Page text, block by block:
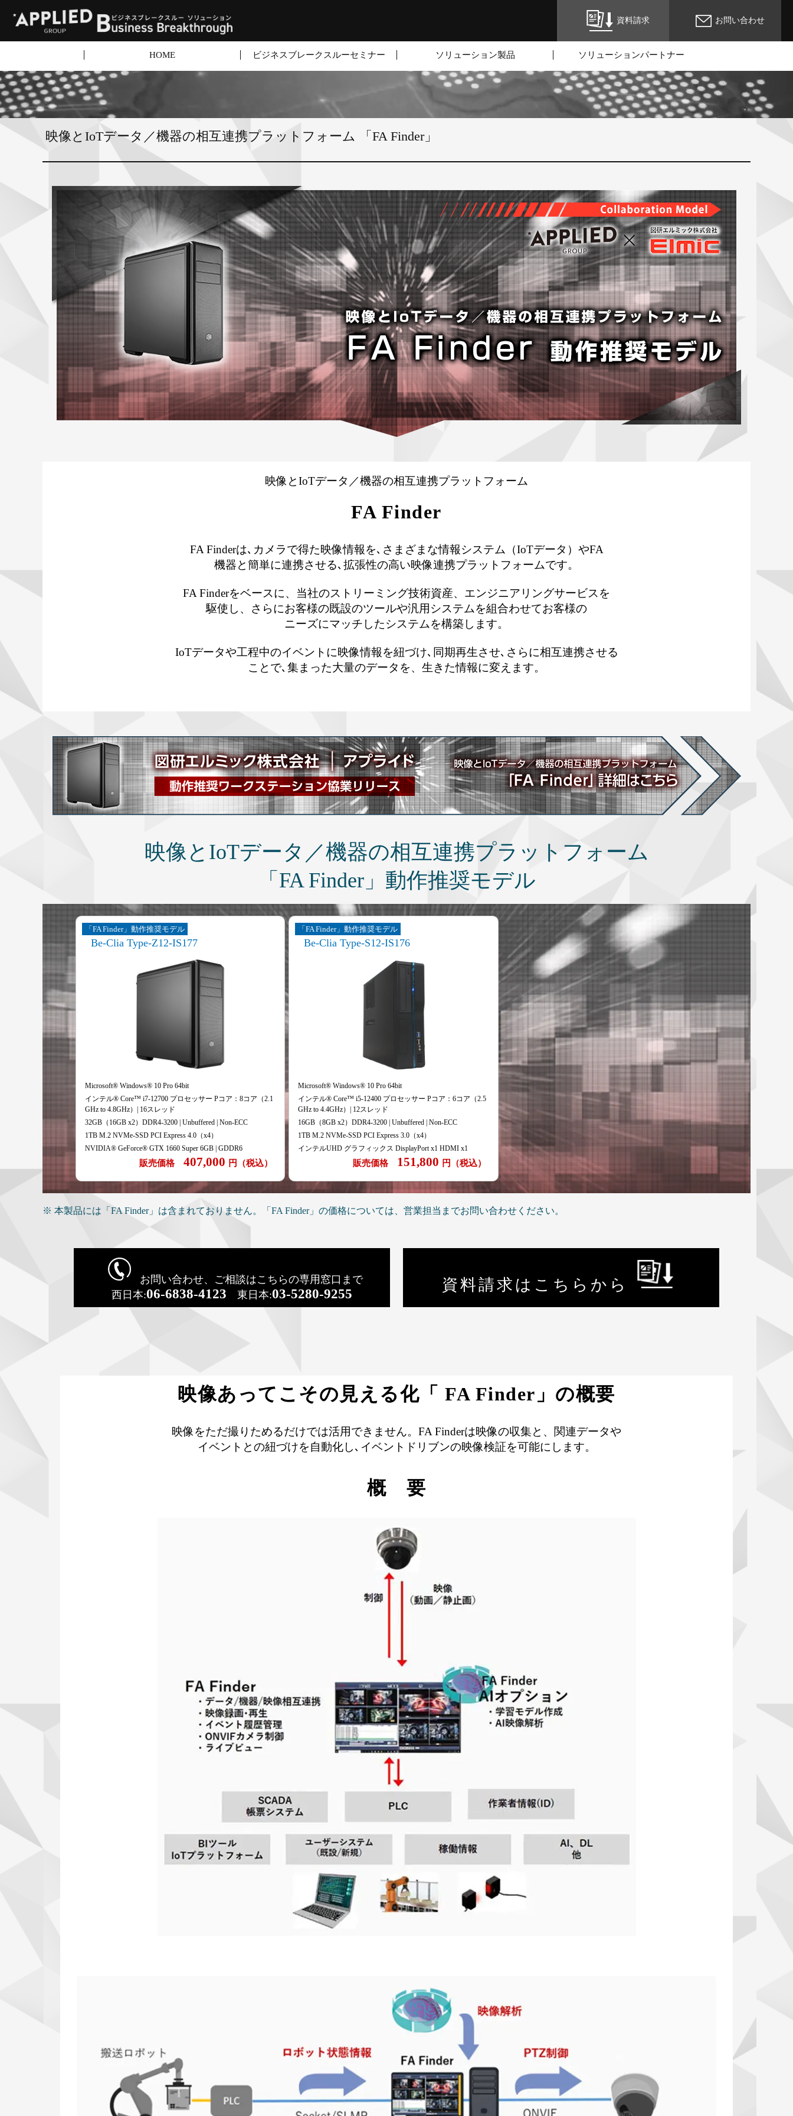
資料請求 お問い合わせ
HOME ビジネスブレークスルーセミナー ソリューション製品 ソリューションパートナー
映像とIoTデータ／機器の相互連携プラットフォーム 「FA Finder」
映像とIoTデータ／機器の相互連携プラットフォーム
FA Finder
FA Finderは､カメラで得た映像情報を､さまざまな情報システム（IoTデータ）やFA
機器と簡単に連携させる､拡張性の高い映像連携プラットフォームです。
FA Finderをベースに、当社のストリーミング技術資産、エンジニアリングサービスを
駆使し、さらにお客様の既設のツールや汎用システムを組合わせてお客様の
ニーズにマッチしたシステムを構築します。
IoTデータや工程中のイベントに映像情報を紐づけ､同期再生させ､さらに相互連携させる
ことで､集まった大量のデータを、生きた情報に変えます。
映像とIoTデータ／機器の相互連携プラットフォーム
「FA Finder」動作推奨モデル
「FA Finder」動作推奨モデル
Be-Clia Type-Z12-IS177
Microsoft® Windows® 10 Pro 64bit
インテル® Core™ i7-12700 プロセッサー Pコア：8コア（2.1
GHz to 4.8GHz）| 16スレッド
32GB（16GB x2）DDR4-3200 | Unbuffered | Non-ECC
1TB M.2 NVMe-SSD PCI Express 4.0（x4）
NVIDIA® GeForce® GTX 1660 Super 6GB | GDDR6
販売価格 407,000 円（税込）
「FA Finder」動作推奨モデル
Be-Clia Type-S12-IS176
Microsoft® Windows® 10 Pro 64bit
インテル® Core™ i5-12400 プロセッサー Pコア：6コア（2.5
GHz to 4.4GHz）| 12スレッド
16GB（8GB x2）DDR4-3200 | Unbuffered | Non-ECC
1TB M.2 NVMe-SSD PCI Express 3.0（x4）
インテルUHD グラフィックス DisplayPort x1 HDMI x1
販売価格 151,800 円（税込）
※ 本製品には「FA Finder」は含まれておりません。「FA Finder」の価格については、営業担当までお問い合わせください。
お問い合わせ、ご相談はこちらの専用窓口まで
西日本:06-6838-4123 東日本:03-5280-9255
資料請求はこちらから
映像あってこその見える化「 FA Finder」の概要
映像をただ撮りためるだけでは活用できません。FA Finderは映像の収集と、関連データや
イベントとの紐づけを自動化し､イベントドリブンの映像検証を可能にします。
概 要